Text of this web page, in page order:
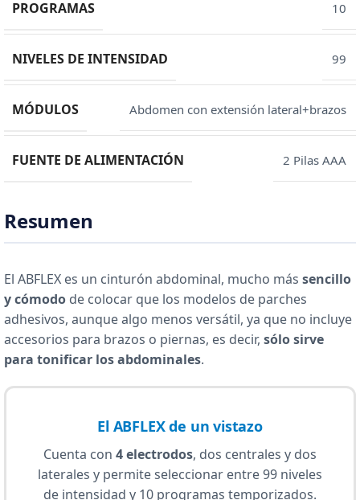
PROGRAMAS 10
NIVELES DE INTENSIDAD 99
MÓDULOS Abdomen con extensión lateral+brazos
FUENTE DE ALIMENTACIÓN 2 Pilas AAA
Resumen
El ABFLEX es un cinturón abdominal, mucho más sencillo
y cómodo de colocar que los modelos de parches
adhesivos, aunque algo menos versátil, ya que no incluye
accesorios para brazos o piernas, es decir, sólo sirve
para tonificar los abdominales.
El ABFLEX de un vistazo
Cuenta con 4 electrodos, dos centrales y dos
laterales y permite seleccionar entre 99 niveles
de intensidad y 10 programas temporizados.